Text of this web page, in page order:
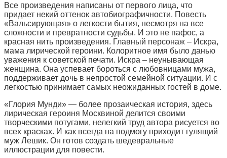
Все произведения написаны от первого лица, что
придает некий оттенок автобиографичности. Повесть
«Вальсирующая» о легкости бытия, несмотря на все
сложности и превратности судьбы. И это не пафос, а
красная нить произведения. Главный персонаж – Искра,
мама лирической героини. Колоритное имя было данью
уважения к советской печати. Искра – неунывающая
женщина. Она успевает бороться с любовницами мужа,
поддерживает дочь в непростой семейной ситуации. И с
легкостью принимает самых неожиданных гостей в доме.
«Глория Мунди» — более прозаическая история, здесь
лирическая героиня Москвиной делится своими
творческими потугами, нелегкий труд автора рисуется во
всех красках. И как всегда на подмогу приходит гулящий
муж Лешик. Он готов создать шедевральные
иллюстрации для повести.